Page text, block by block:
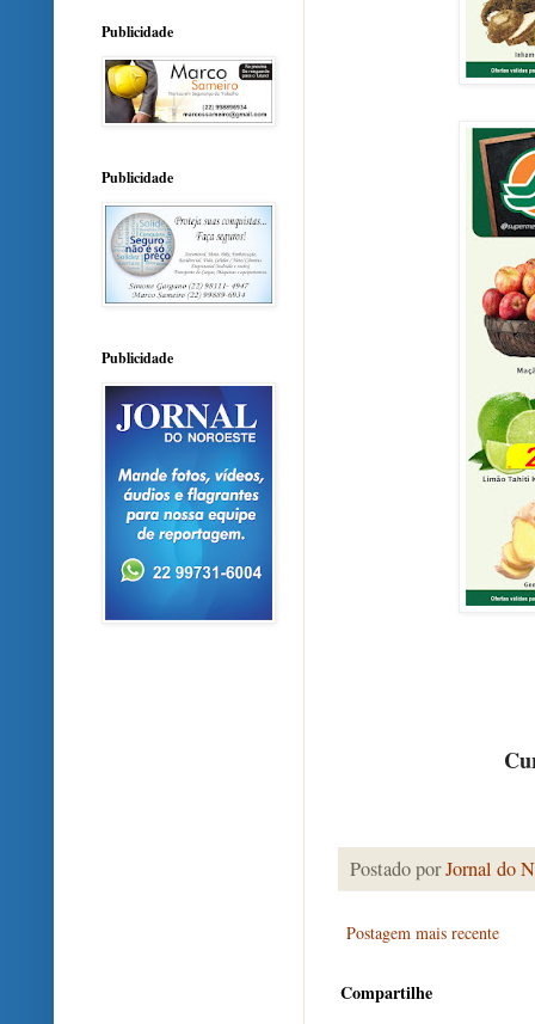
Postado porJornal do
Postagem mais recente
Compartilhe
Publicidade
Publicidade
Publicidade